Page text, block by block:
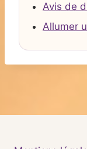
Avis de
Allumer